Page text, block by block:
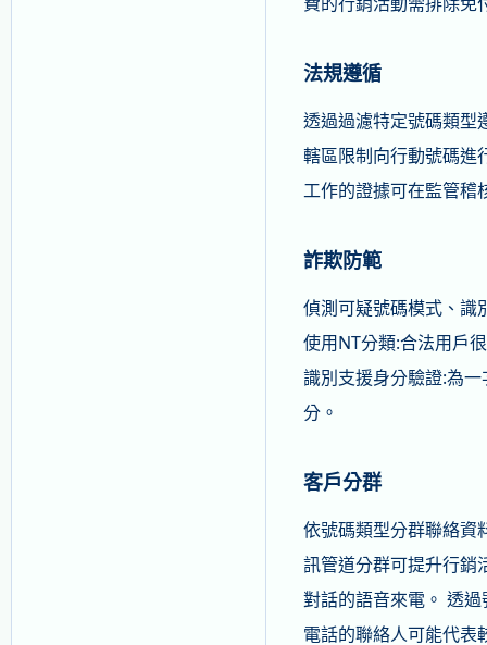
法規遵循
透過過濾特定號碼類型
轄區限制向行動號碼進
工作的證據可在監管稽
詐欺防範
偵測可疑號碼模式、識
使用NT分類:合法用戶
識別支援身分驗證:為
分。
客戶分群
依號碼類型分群聯絡資
訊管道分群可提升行銷
對話的語音來電。 透
電話的聯絡人可能代表